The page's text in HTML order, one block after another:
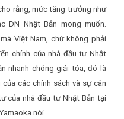
rằng, mức tăng trưởng như
DN Nhật Bản mong muốn.
Việt Nam, chứ không phải
chính của nhà đầu tư Nhật
nhanh chóng giải tỏa, đó là
các chính sách và sự cân
của nhà đầu tư Nhật Bản tại
nói.